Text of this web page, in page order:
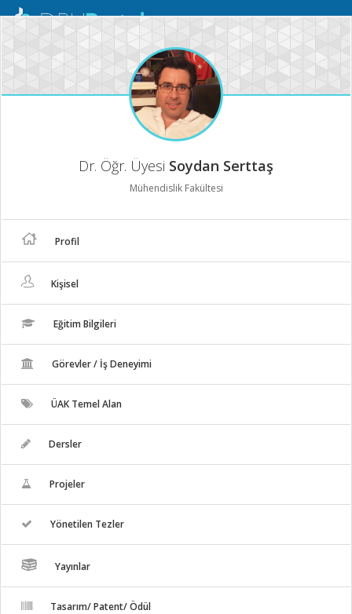
Mobil
Dr. Öğr. Üyesi Soydan Serttaş
Mühendislik Fakültesi
Profil
Kişisel
Eğitim Bilgileri
Görevler / İş Deneyimi
ÜAK Temel Alan
Dersler
Projeler
Yönetilen Tezler
Yayınlar
Tasarım/ Patent/ Ödül